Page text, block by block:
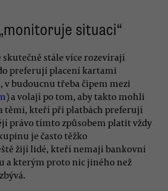
situaci“
skutečně stále více rozevírají
preferují placení kartami
budoucnu třeba čipem mezi
) a volají po tom, aby takto mohli
těmi, kteří při platbách preferují
právo tímto způsobem platit vždy
je často těžko
žijí lidé, kteří nemají bankovní
a kterým proto nic jiného než